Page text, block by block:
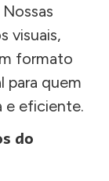
visuais,
formato
para quem
e eficiente.
do